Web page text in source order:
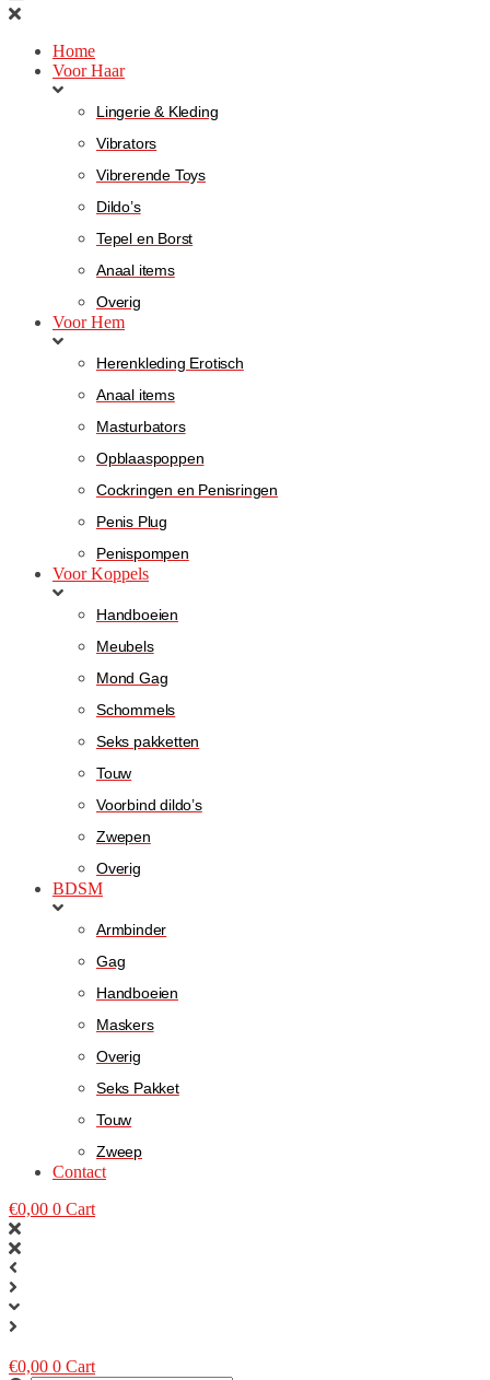
Home
Voor Haar
Lingerie & Kleding
Vibrators
Vibrerende Toys
Dildo’s
Tepel en Borst
Anaal items
Overig
Voor Hem
Herenkleding Erotisch
Anaal items
Masturbators
Opblaaspoppen
Cockringen en Penisringen
Penis Plug
Penispompen
Voor Koppels
Handboeien
Meubels
Mond Gag
Schommels
Seks pakketten
Touw
Voorbind dildo’s
Zwepen
Overig
BDSM
Armbinder
Gag
Handboeien
Maskers
Overig
Seks Pakket
Touw
Zweep
Contact
€0,00 0 Cart
€0,00 0 Cart